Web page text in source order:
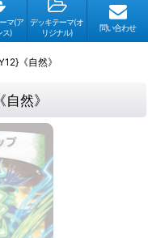
マ(ア
ス)
デッキテーマ(オ
リジナル)
問い合わせ
《自然》
然》